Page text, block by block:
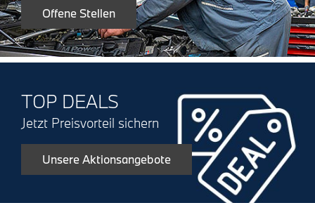
Offene Stellen
TOP DEALS
Jetzt Preisvorteil sichern
Unsere Aktionsangebote